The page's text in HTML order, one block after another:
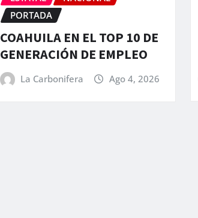
PORTADA
COAHUILA EN EL TOP 10 DE
GENERACIÓN DE EMPLEO
La Carbonifera Ago 4, 2026